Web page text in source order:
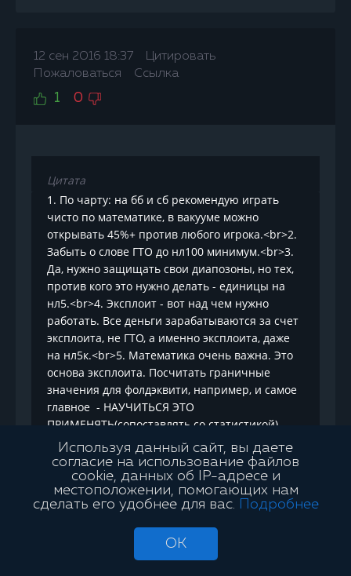
12 сен 2016 18:37
Цитировать
Пожаловаться
Ссылка
1 0
Цитата
1. По чарту: на бб и сб рекомендую играть
чисто по математике, в вакууме можно
открывать 45%+ против любого игрока.<br>2.
Забыть о слове ГТО до нл100 минимум.<br>3.
Да, нужно защищать свои диапозоны, но тех,
против кого это нужно делать - единицы на
нл5.<br>4. Эксплоит - вот над чем нужно
работать. Все деньги зарабатываются за счет
эксплоита, не ГТО, а именно эксплоита, даже
на нл5к.<br>5. Математика очень важна. Это
основа эксплоита. Посчитать граничные
значения для фолдэквити, например, и самое
главное - НАУЧИТЬСЯ ЭТО
ПРИМЕНЯТЬ(сопоставлять со статистикой).
Уверен - можно играть на нл5 в + не смотря в
свои карты.<br>6. Сделать упор в теории на
игру с фишами. Это требует меньше времени,
чем теория против регов, и выхлоп намного
больше.<br>7. Нотсы. очень важны на
микролимитах. Научиться их быстро
записывать и уметь применять.<br>8. Селект
столов.<br>Вот основы, если в них
Используя данный сайт, вы даете
согласие на использование файлов
cookie, данных об IP-адресе и
местоположении, помогающих нам
сделать его удобнее для вас.
Подробнее
OK